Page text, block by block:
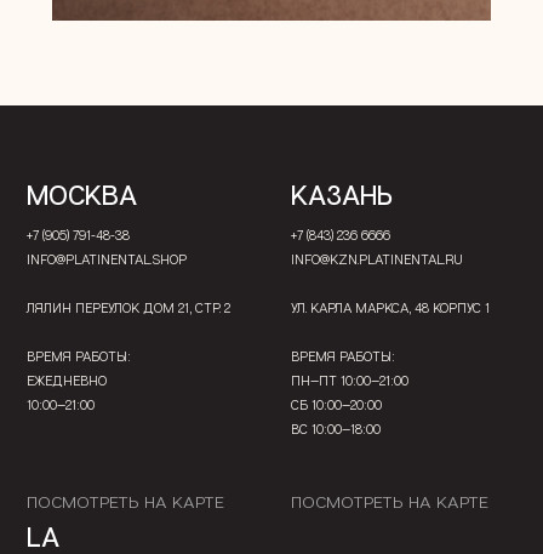
МОСКВА
+7 (905) 791-48-38
INFO@PLATINENTAL.SHOP
ЛЯЛИН ПЕРЕУЛОК ДОМ 21, СТР. 2
ВРЕМЯ РАБОТЫ:
ЕЖЕДНЕВНО
10:00—21:00
ПОСМОТРЕТЬ НА КАРТЕ
КАЗАНЬ
+7 (843) 236 6666
INFO@KZN.PLATINENTAL.RU
УЛ. КАРЛА МАРКСА, 48 КОРПУС 1
ВРЕМЯ РАБОТЫ:
ПН—ПТ 10:00—21:00
СБ 10:00—20:00
ВС 10:00—18:00
ПОСМОТРЕТЬ НА КАРТЕ
LA